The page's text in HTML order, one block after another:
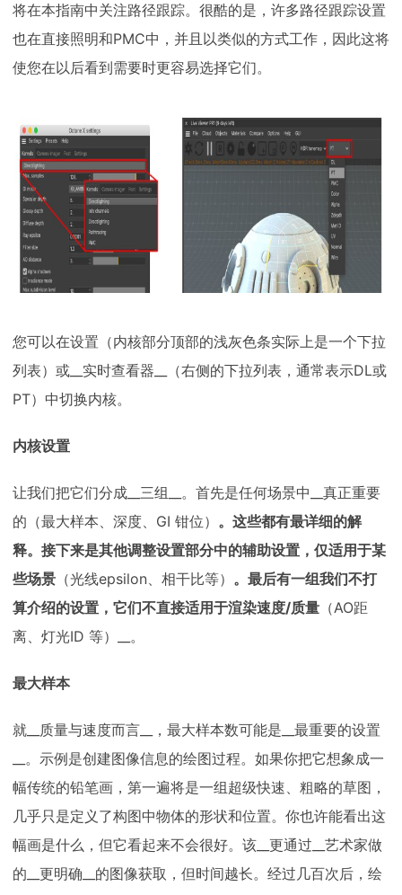
将在本指南中关注路径跟踪。很酷的是，许多路径跟踪设置
也在直接照明和PMC中，并且以类似的方式工作，因此这将
使您在以后看到需要时更容易选择它们。
您可以在设置（内核部分顶部的浅灰色条实际上是一个下拉
列表）或__实时查看器__（右侧的下拉列表，通常表示DL或
PT）中切换内核。
内核设置
让我们把它们分成__三组__。首先是任何场景中__真正重要
的（最大样本、深度、GI 钳位） 。这些都有最详细的解
释。接下来是其他调整设置部分中的辅助设置，仅适用于某
些场景 （光线epsilon、相干比等） 。最后有一组我们不打
算介绍的设置，它们不直接适用于渲染速度/质量 （AO距
离、灯光ID 等）__。
最大样本
就__质量与速度而言__，最大样本数可能是__最重要的设置
__。示例是创建图像信息的绘图过程。如果你把它想象成一
幅传统的铅笔画，第一遍将是一组超级快速、粗略的草图，
几乎只是定义了构图中物体的形状和位置。你也许能看出这
幅画是什么，但它看起来不会很好。该__更通过__艺术家做
的__更明确__的图像获取，但时间越长。经过几百次后，绘